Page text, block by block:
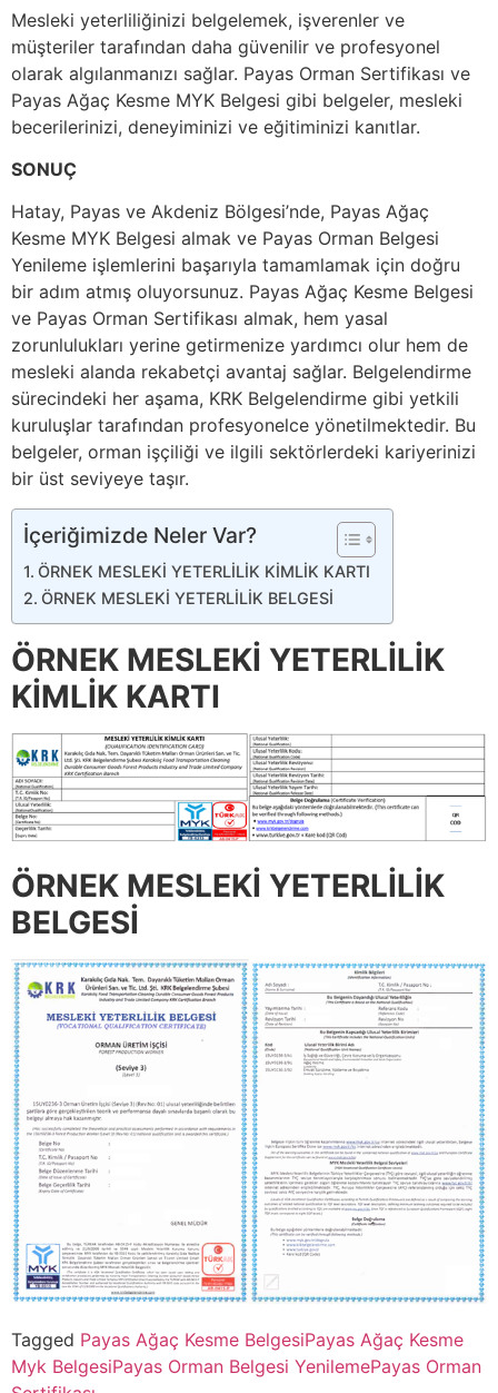
Mesleki yeterliliğinizi belgelemek, işverenler ve
müşteriler tarafından daha güvenilir ve profesyonel
olarak algılanmanızı sağlar. Payas Orman Sertifikası ve
Payas Ağaç Kesme MYK Belgesi gibi belgeler, mesleki
becerilerinizi, deneyiminizi ve eğitiminizi kanıtlar.
SONUÇ
Hatay, Payas ve Akdeniz Bölgesi’nde, Payas Ağaç
Kesme MYK Belgesi almak ve Payas Orman Belgesi
Yenileme işlemlerini başarıyla tamamlamak için doğru
bir adım atmış oluyorsunuz. Payas Ağaç Kesme Belgesi
ve Payas Orman Sertifikası almak, hem yasal
zorunlulukları yerine getirmenize yardımcı olur hem de
mesleki alanda rekabetçi avantaj sağlar. Belgelendirme
sürecindeki her aşama, KRK Belgelendirme gibi yetkili
kuruluşlar tarafından profesyonelce yönetilmektedir. Bu
belgeler, orman işçiliği ve ilgili sektörlerdeki kariyerinizi
bir üst seviyeye taşır.
İçeriğimizde Neler Var?
ÖRNEK MESLEKİ YETERLİLİK KİMLİK KARTI
ÖRNEK MESLEKİ YETERLİLİK BELGESİ
ÖRNEK MESLEKİ YETERLİLİK
KİMLİK KARTI
ÖRNEK MESLEKİ YETERLİLİK
BELGESİ
Tagged Payas Ağaç Kesme BelgesiPayas Ağaç Kesme
Myk BelgesiPayas Orman Belgesi YenilemePayas Orman